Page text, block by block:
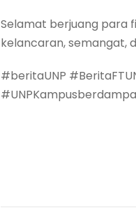
Selamat berjuang para
kelancaran, semangat,
#beritaUNP